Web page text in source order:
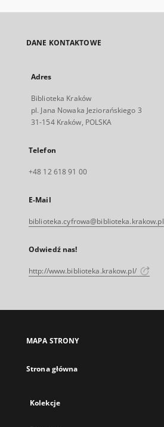
DANE KONTAKTOWE
Adres
Biblioteka Kraków
pl. Jana Nowaka Jeziorańskiego 3
31-154 Kraków, POLSKA
Telefon
+48 12 618 91 00
E-Mail
biblioteka.cyfrowa@biblioteka.krakow.pl
Odwiedź nas!
http://www.biblioteka.krakow.pl/
MAPA STRONY
Strona główna
Kolekcje